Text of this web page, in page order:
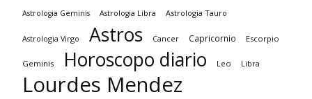
Astrologia Geminis Astrologia Libra Astrologia Tauro
Astrologia Virgo Astros Cancer Capricornio Escorpio
Geminis Horoscopo diario Leo Libra
Lourdes Mendez